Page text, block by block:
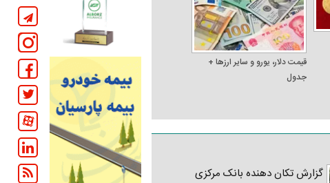
قیمت دلار، یورو و سایر ارز‌ها +
جدول
گزارش تکان‌ دهنده بانک مرکزی